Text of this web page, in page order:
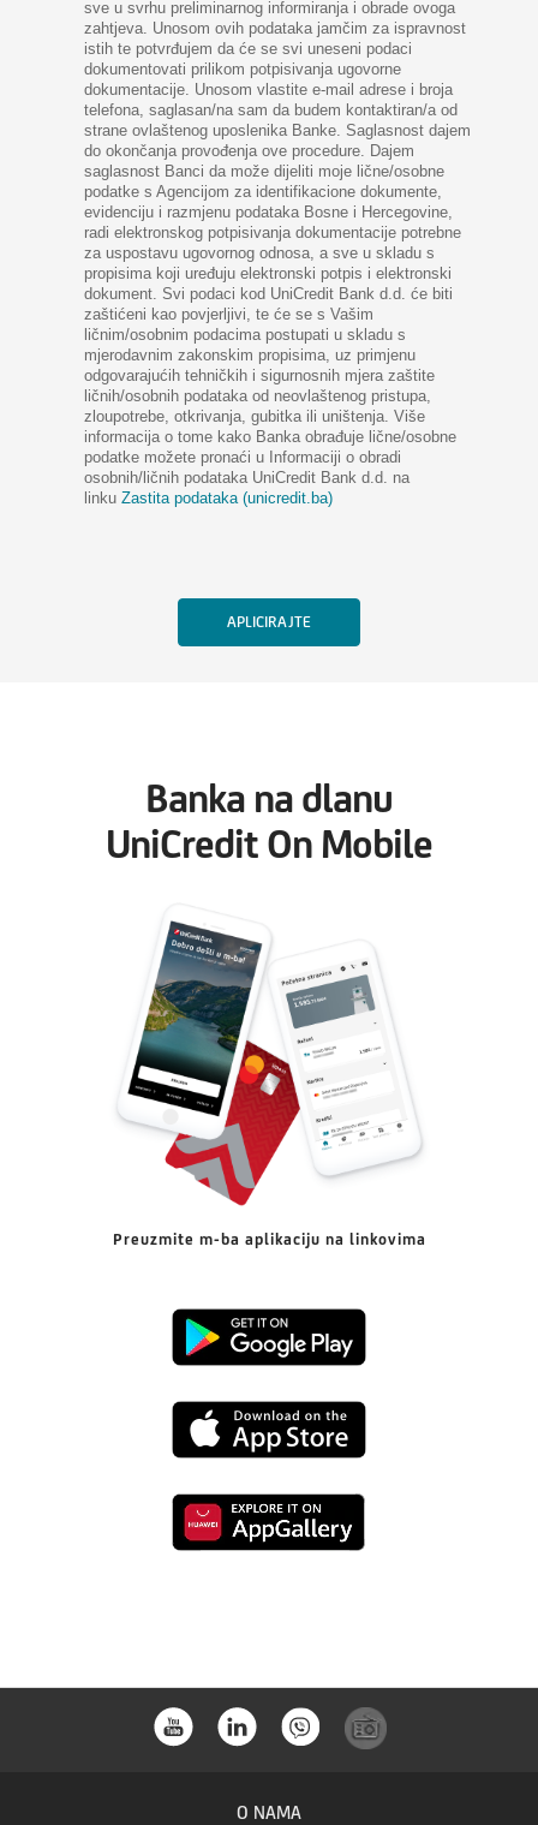
sve u svrhu preliminarnog informiranja i obrade ovoga
zahtjeva. Unosom ovih podataka jamčim za ispravnost
istih te potvrđujem da će se svi uneseni podaci
dokumentovati prilikom potpisivanja ugovorne
dokumentacije. Unosom vlastite e-mail adrese i broja
telefona, saglasan/na sam da budem kontaktiran/a od
strane ovlaštenog uposlenika Banke. Saglasnost dajem
do okončanja provođenja ove procedure. Dajem
saglasnost Banci da može dijeliti moje lične/osobne
podatke s Agencijom za identifikacione dokumente,
evidenciju i razmjenu podataka Bosne i Hercegovine,
radi elektronskog potpisivanja dokumentacije potrebne
za uspostavu ugovornog odnosa, a sve u skladu s
propisima koji uređuju elektronski potpis i elektronski
dokument. Svi podaci kod UniCredit Bank d.d. će biti
zaštićeni kao povjerljivi, te će se s Vašim
ličnim/osobnim podacima postupati u skladu s
mjerodavnim zakonskim propisima, uz primjenu
odgovarajućih tehničkih i sigurnosnih mjera zaštite
ličnih/osobnih podataka od neovlaštenog pristupa,
zloupotrebe, otkrivanja, gubitka ili uništenja. Više
informacija o tome kako Banka obrađuje lične/osobne
podatke možete pronaći u Informaciji o obradi
osobnih/ličnih podataka UniCredit Bank d.d. na
linku Zastita podataka (unicredit.ba)
Banka na dlanu
UniCredit On Mobile
Preuzmite m-ba aplikaciju na linkovima
Preuzmi
Google
Playa
Preuzmi
App
Preuzmi
O NAMA